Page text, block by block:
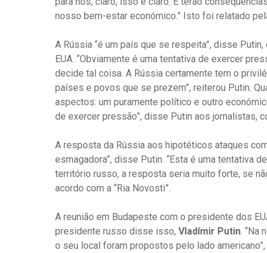
nosso bem-estar económico.” Isto foi relatado
A Rússia “é um país que se respeita”, disse
EUA. “Obviamente é uma tentativa de exercer
decide tal coisa. A Rússia certamente tem o
países e povos que se prezem”, reiterou Putin.
aspectos: um puramente político e outro
de exercer pressão”, disse Putin aos jornalistas,
A resposta da Rússia aos hipotéticos ataques
esmagadora”, disse Putin. “Esta é uma tentativa
território russo, a resposta seria muito forte, se
acordo com a “Ria Novosti”.
A reunião em Budapeste com o presidente dos
presidente russo disse isso, Vladímir Putin .
o seu local foram propostos pelo lado